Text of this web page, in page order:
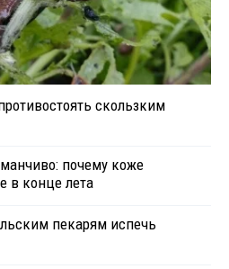
скользким
почему коже
в конце лета
пекарям испечь